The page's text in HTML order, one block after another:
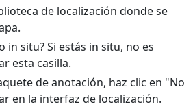
de localización donde se
in situ? Si estás in situ, no es
esta casilla.
de anotación, haz clic en "No
en la interfaz de localización.